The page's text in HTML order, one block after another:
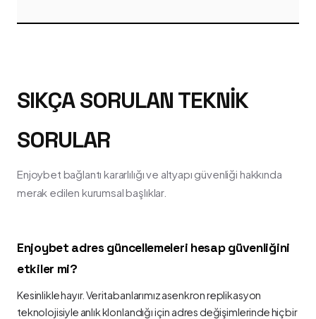
SIKÇA SORULAN TEKNIK
SORULAR
Enjoybet bağlantı kararlılığı ve altyapı güvenliği hakkında
merak edilen kurumsal başlıklar.
Enjoybet adres güncellemeleri hesap güvenliğini
etkiler mi?
Kesinlikle hayır. Veritabanlarımız asenkron replikasyon
teknolojisiyle anlık klonlandığı için adres değişimlerinde hiçbir